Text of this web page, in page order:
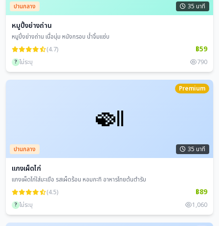
35 นาที
ปานกลาง
หมูปิ้งย่างถ่าน
หมูปิ้งย่างถ่าน เนื้อนุ่ม หนังกรอบ น้ำจิ้มแซ่บ
(4.7)
฿59
? ไม่ระบุ 790
🍛
Premium
35 นาที
ปานกลาง
แกงเผ็ดไก่
แกงเผ็ดไก่ใส่มะเขือ รสเผ็ดร้อน หอมกะทิ อาหารไทยต้นตำรับ
(4.5)
฿89
? ไม่ระบุ 1,060